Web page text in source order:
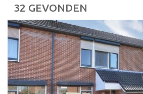
32 GEVONDEN